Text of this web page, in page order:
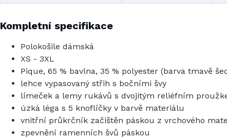
Kompletní specifikace
Polokošile dámská
XS - 3XL
Pique, 65 % bavlna, 35 % polyester (barva tmavě
lehce vypasovaný střih s bočními švy
límeček a lemy rukávů s dvojitým reliéfním
úzká léga s 5 knoflíčky v barvě materiálu
vnitřní průkrčník začištěn páskou z vrchového
zpevnění ramenních švů páskou